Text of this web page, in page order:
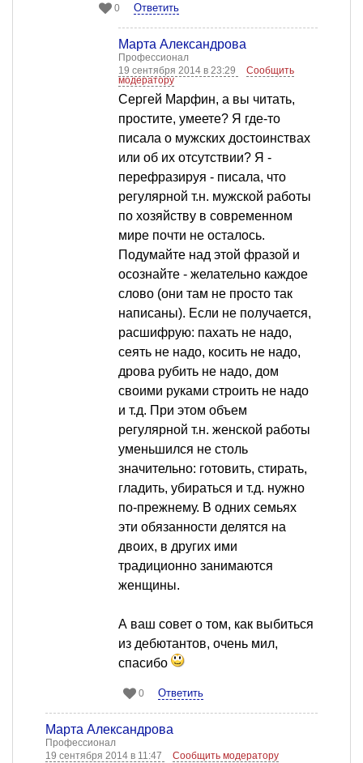
0 Ответить
Марта Александрова
Профессионал
19 сентября 2014 в 23:29
Сообщить
модератору
Сергей Марфин, а вы читать,
простите, умеете? Я где-то
писала о мужских достоинствах
или об их отсутствии? Я -
перефразируя - писала, что
регулярной т.н. мужской работы
по хозяйству в современном
мире почти не осталось.
Подумайте над этой фразой и
осознайте - желательно каждое
слово (они там не просто так
написаны). Если не получается,
расшифрую: пахать не надо,
сеять не надо, косить не надо,
дрова рубить не надо, дом
своими руками строить не надо
и т.д. При этом объем
регулярной т.н. женской работы
уменьшился не столь
значительно: готовить, стирать,
гладить, убираться и т.д. нужно
по-прежнему. В одних семьях
эти обязанности делятся на
двоих, в других ими
традиционно занимаются
женщины.
А ваш совет о том, как выбиться
из дебютантов, очень мил,
спасибо
0 Ответить
Марта Александрова
Профессионал
19 сентября 2014 в 11:47
Сообщить модератору